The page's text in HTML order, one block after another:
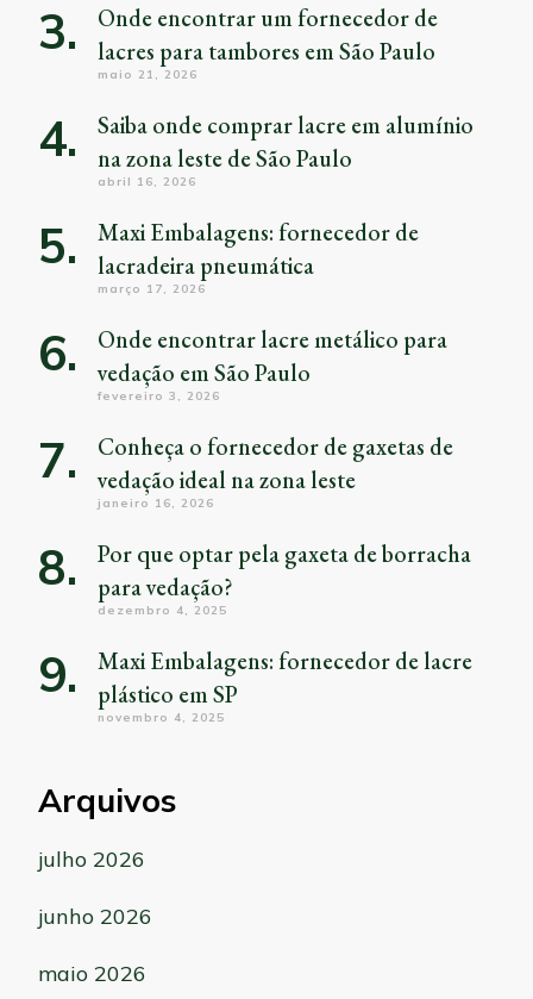
Onde encontrar um fornecedor de
lacres para tambores em São Paulo
maio 21, 2026
Saiba onde comprar lacre em alumínio
na zona leste de São Paulo
abril 16, 2026
Maxi Embalagens: fornecedor de
lacradeira pneumática
março 17, 2026
Onde encontrar lacre metálico para
vedação em São Paulo
fevereiro 3, 2026
Conheça o fornecedor de gaxetas de
vedação ideal na zona leste
janeiro 16, 2026
Por que optar pela gaxeta de borracha
para vedação?
dezembro 4, 2025
Maxi Embalagens: fornecedor de lacre
plástico em SP
novembro 4, 2025
Arquivos
julho 2026
junho 2026
maio 2026